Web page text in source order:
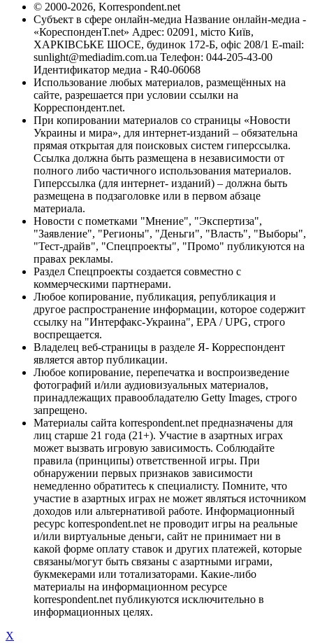
© 2000-2026, Korrespondent.net
Субъект в сфере онлайн-медиа Название онлайн-медиа -
«КореспонденТ.net» Адрес: 02091, місто Київ,
ХАРКІВСЬКЕ ШОСЕ, будинок 172-Б, офіс 208/1 E-mail:
sunlight@mediadim.com.ua Телефон: 044-205-43-00
Идентификатор медиа - R40-06068
Использование любых материалов, размещённых на
сайте, разрешается при условии ссылки на
Корреспондент.net.
При копировании материалов со страницы «Новости
Украины и мира», для интернет-изданий – обязательна
прямая открытая для поисковых систем гиперссылка.
Ссылка должна быть размещена в независимости от
полного либо частичного использования материалов.
Гиперссылка (для интернет- изданий) – должна быть
размещена в подзаголовке или в первом абзаце
материала.
Новости с пометками "Мнение", "Экспертиза",
"Заявление", "Регионы", "Деньги", "Власть", "Выборы",
"Тест-драйв", "Спецпроекты", "Промо" публикуются на
правах рекламы.
Раздел Спецпроекты создается совместно с
коммерческими партнерами.
Любое копирование, публикация, републикация и
другое распространение информации, которое содержит
ссылку на "Интерфакс-Украина", EPA / UPG, строго
воспрещается.
Владелец веб-страницы в разделе Я- Корреспондент
является автор публикации.
Любое копирование, перепечатка и воспроизведение
фотографий и/или аудиовизуальных материалов,
принадлежащих правообладателю Getty Images, строго
запрещено.
Материалы сайта korrespondent.net предназначены для
лиц старше 21 года (21+). Участие в азартных играх
может вызвать игровую зависимость. Соблюдайте
правила (принципы) ответственной игры. При
обнаружении первых признаков зависимости
немедленно обратитесь к специалисту. Помните, что
участие в азартных играх не может являться источником
доходов или альтернативой работе. Информационный
ресурс korrespondent.net не проводит игры на реальные
и/или виртуальные деньги, сайт не принимает ни в
какой форме оплату ставок и других платежей, которые
связаны/могут быть связаны с азартными играми,
букмекерами или тотализаторами. Какие-либо
материалы на информационном ресурсе
korrespondent.net публикуются исключительно в
информационных целях.
X